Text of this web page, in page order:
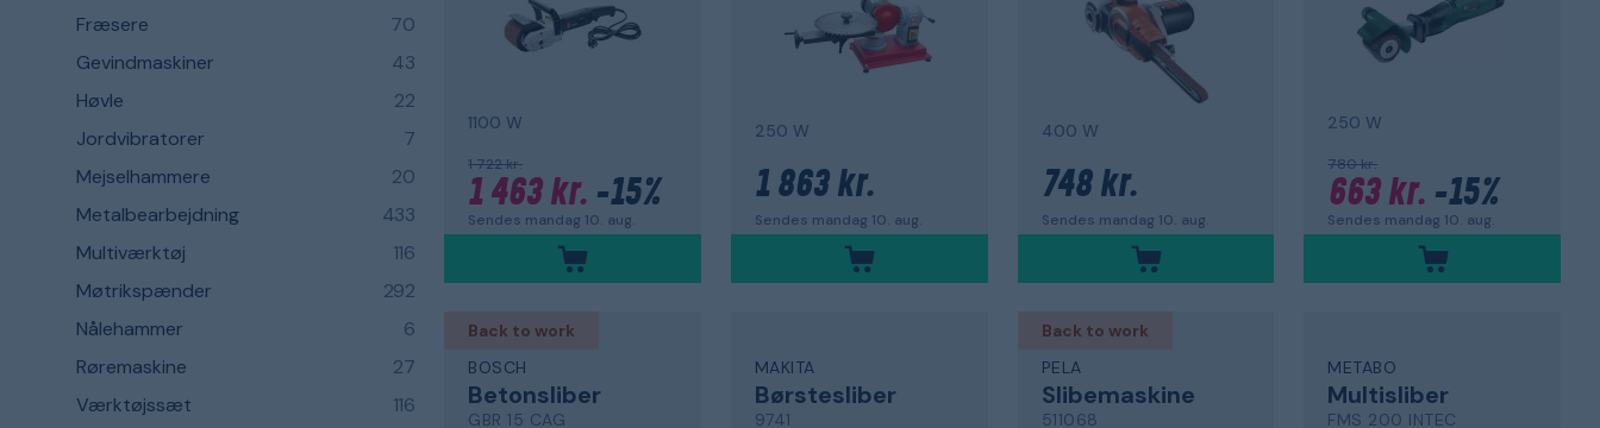
Fræsere
70
Gevindmaskiner
43
Høvle
22
Jordvibratorer
7
Mejselhammere
20
Metalbearbejdning
433
Multiværktøj
116
Møtrikspænder
292
Nålehammer
6
Røremaskine
27
Værktøjssæt
116
1100 W
1 722 kr.
1 463 kr. -15%
Sendes mandag 10. aug.
250 W
1 863 kr.
Sendes mandag 10. aug.
400 W
748 kr.
Sendes mandag 10. aug.
250 W
780 kr.
663 kr. -15%
Sendes mandag 10. aug.
Back to work
BOSCH
Betonsliber
GBR 15 CAG
MAKITA
Børstesliber
9741
Back to work
PELA
Slibemaskine
511068
METABO
Multisliber
FMS 200 INTEC